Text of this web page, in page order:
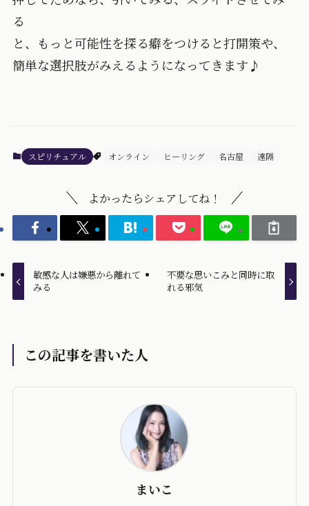
る
と、もっと可能性を探る癖をつけると打開策や、
簡単な選択肢がみえるようになってきます♪
スピリチュアル オンライン ヒーリング 名古屋 遠隔
よかったらシェアしてね！
敏感な人は嫌悪から離れて
みる
不要な思いこみと同時に取
れる邪気
この記事を書いた人
まいこ